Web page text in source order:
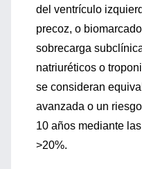
del ventrículo
precoz, o
sobrecarga
natriuréticos o
se consideran
avanzada o un
10 años mediante
>20%.